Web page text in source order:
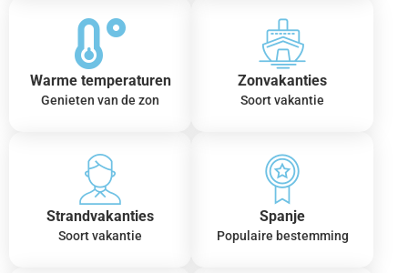
Warme temperaturen
Genieten van de zon
Zonvakanties
Soort vakantie
Strandvakanties
Soort vakantie
Spanje
Populaire bestemming